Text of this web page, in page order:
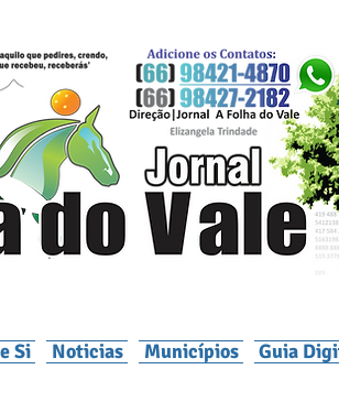
Si Noticias Municípios Guia